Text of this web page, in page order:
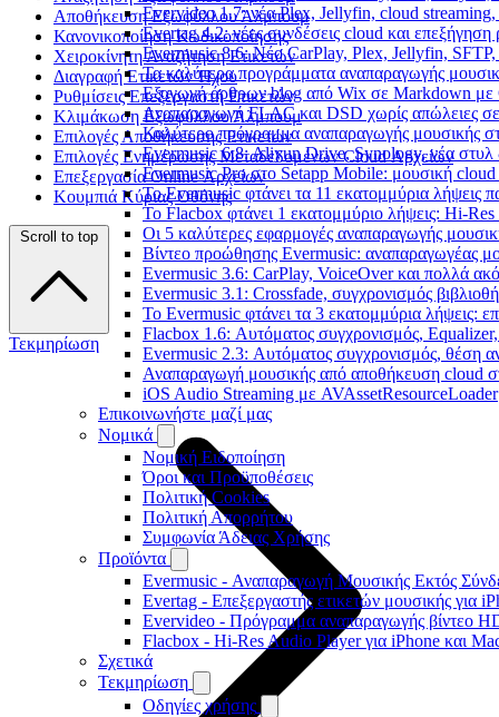
Evervideo 1.7: νέα Plex, Jellyfin, cloud streaming,
Evertag 4.2: νέες συνδέσεις cloud και
Evermusic 8.6: Νέο CarPlay, Plex, Jellyfin, SFTP,
Τα καλύτερα προγράμματα αναπαραγωγής
Εξαγωγή άρθρων blog από Wix σε Markdown
Αναπαραγωγή FLAC και DSD χωρίς απώλειες
Καλύτερο πρόγραμμα αναπαραγωγής μουσικής
Evermusic 6.8: Aliyun Drive, Synology, νέα στυλ
Evermusic Pro στο Setapp Mobile: μουσική cloud
Το Evermusic φτάνει τα 11 εκατομμύρια λήψεις
Το Flacbox φτάνει 1 εκατομμύριο λήψεις: Hi-Res
Οι 5 καλύτερες εφαρμογές αναπαραγωγής
Βίντεο προώθησης Evermusic: αναπαραγωγέας
Evermusic 3.6: CarPlay, VoiceOver και πολλά
Evermusic 3.1: Crossfade, συγχρονισμός
Το Evermusic φτάνει τα 3 εκατομμύρια λήψεις:
Flacbox 1.6: Αυτόματος συγχρονισμός,
Evermusic 2.3: Αυτόματος συγχρονισμός, θέση
Αναπαραγωγή μουσικής από αποθήκευση cloud
iOS Audio Streaming με AVAssetResourceLoader
Επικοινωνήστε μαζί μας
Νομικά
Νομική Ειδοποίηση
Όροι και Προϋποθέσεις
Πολιτική Cookies
Πολιτική Απορρήτου
Συμφωνία Άδειας Χρήσης
Προϊόντα
Evermusic - Αναπαραγωγή Μουσικής Εκτός
Evertag - Επεξεργαστής ετικετών μουσικής για
Evervideo - Πρόγραμμα αναπαραγωγής βίντεο
Flacbox - Hi-Res Audio Player για iPhone και
Σχετικά
Τεκμηρίωση
Οδηγίες χρήσης
Αποθήκευση Εξωφύλλου Άλμπουμ
Κανονικοποίηση Κωδικοποίησης
Χειροκίνητη Αναζήτηση Ετικετών
Διαγραφή Ετικετών Ήχου
Ρυθμίσεις Επεξεργαστή Ετικετών
Κλιμάκωση Εξωφύλλου Άλμπουμ
Επιλογές Αποθήκευσης Ετικετών
Επιλογές Ενημέρωσης Μεταδεδομένων Cloud Αρχείων
Επεξεργασία Online Αρχείων
Κουμπιά Κύριας Οθόνης
Scroll to top
Τεκμηρίωση